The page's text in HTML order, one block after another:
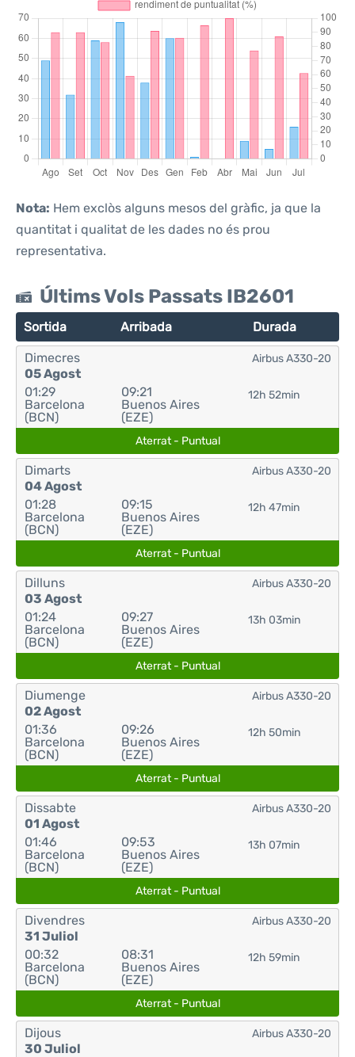
Nota: Hem exclòs alguns mesos del gràfic, ja que la
quantitat i qualitat de les dades no és prou
representativa.
Últims Vols Passats IB2601
Sortida Arribada Durada
Dimecres
05 Agost
01:29
Barcelona
(BCN)
09:21
Buenos Aires
(EZE)
12h 52min
Airbus A330-20
Aterrat - Puntual
Dimarts
04 Agost
01:28
Barcelona
(BCN)
09:15
Buenos Aires
(EZE)
12h 47min
Airbus A330-20
Aterrat - Puntual
Dilluns
03 Agost
01:24
Barcelona
(BCN)
09:27
Buenos Aires
(EZE)
13h 03min
Airbus A330-20
Aterrat - Puntual
Diumenge
02 Agost
01:36
Barcelona
(BCN)
09:26
Buenos Aires
(EZE)
12h 50min
Airbus A330-20
Aterrat - Puntual
Dissabte
01 Agost
01:46
Barcelona
(BCN)
09:53
Buenos Aires
(EZE)
13h 07min
Airbus A330-20
Aterrat - Puntual
Divendres
31 Juliol
00:32
Barcelona
(BCN)
08:31
Buenos Aires
(EZE)
12h 59min
Airbus A330-20
Aterrat - Puntual
Dijous
30 Juliol
Airbus A330-20